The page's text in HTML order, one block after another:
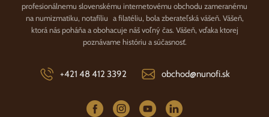
profesionálnemu slovenskému internetovému obchodu zameranému
na numizmatiku, notafíliu a filatéliu, bola zberateľská vášeň. Vášeň,
ktorá nás poháňa a obohacuje náš voľný čas. Vášeň, vďaka ktorej
poznávame históriu a súčasnosť.
+421 48 412 3392 obchod@nunofi.sk